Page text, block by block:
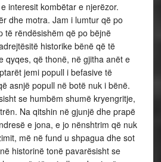
interesit kombëtar e njerëzor.
dhe motra. Jam i lumtur që po
të rëndësishëm që po bëjnë
historike bënë që të
qyqes, që thonë, në gjitha anët e
jemi popull i befasive të
asnjë popull në botë nuk i bënë.
se humbëm shumë kryengritje,
Na qitshin në gjunjë dhe prapë
e jona, e jo nënshtrim që nuk
më në fund u shpagua dhe sot
historinë tonë pavarësisht se